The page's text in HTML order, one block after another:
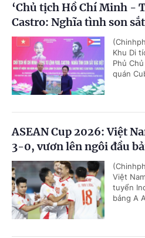
‘Chủ tịch Hồ Chí Minh -
Castro: Nghĩa tình son
Khu Di
Phủ
quán
ASEAN Cup 2026: Việt
3-0, vươn lên ngôi đầu
Việt
tuyển
bảng A